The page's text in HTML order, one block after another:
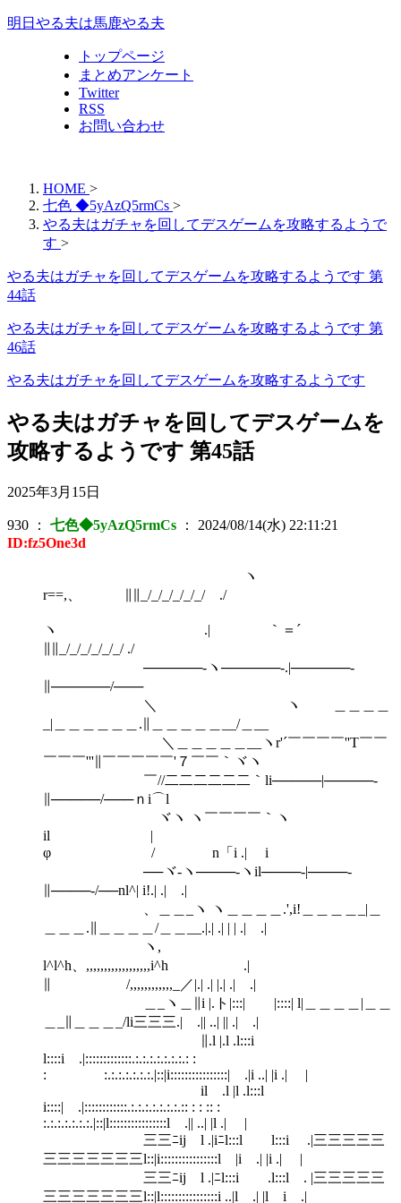
明日やる夫は馬鹿やる夫
トップページ
まとめアンケート
Twitter
RSS
お問い合わせ
HOME >
七色 ◆5yAzQ5rmCs >
やる夫はガチャを回してデスゲームを攻略するようで
す >
やる夫はガチャを回してデスゲームを攻略するようです 第
44話
やる夫はガチャを回してデスゲームを攻略するようです 第
46話
やる夫はガチャを回してデスゲームを攻略するようです
やる夫はガチャを回してデスゲームを
攻略するようです 第45話
2025年3月15日
930 ： 七色◆5yAzQ5rmCs ： 2024/08/14(水) 22:11:21
ID:fz5One3d
ヽ
r==,、 ∥∥_/_/_/_/_/_/ ./
ヽ .| ｀＝´
∥∥_/_/_/_/_/_/ ./
──────‐ヽ──────‐.|──────‐
∥──────/───
＼ ヽ ＿＿＿＿
_|＿＿＿＿＿＿.∥＿＿＿＿＿__/＿__
＼＿＿＿＿＿__ヽr'´￣￣￣￣''T￣￣
￣￣￣'''∥￣￣￣￣￣'７￣￣｀ヾヽ
￣//二二二二二二｀li─────|─────‐
∥─────/───ｎi⌒l
ヾヽ ヽ￣￣￣￣｀ヽ
il |
φ / n「i .| i
──ヾ-ヽ────‐ヽil────‐|────‐
∥────‐/──nl^| i!.| .| .|
、＿＿_ヽ ヽ＿＿＿＿.',i!＿＿＿＿_|＿
＿＿＿.∥＿＿＿＿/＿＿__.|.| .| | | .| .|
ヽ,
l^l^h、,,,,,,,,,,,,,,,,,,i^h .|
∥ /,,,,,,,,,,,,_／|.| .| |.| .| .|
＿_ヽ＿∥i |.ト|:::| |::::| l|＿＿＿＿|＿＿
＿_∥＿＿＿_/li三三三.| .|| ..| || .| .|
∥.l |.l .l:::i
l::::i .|:::::::::::::.:.:.:.:.:.:.:.: :
: :.:.:.:.:.:.:.|::|i::::::::::::::::| .|i ..| |i .| |
il .l |l .l:::l
i::::| .|::::::::::::.:.:.:.:.:.:.:.:: : : :: :
:.:.:.:.:.:.:.|::|l::::::::::::::::l .|| ..| |l .| |
三三ﾆij l .|iﾆl:::l l:::i .|三三三三三
三三三三三三三l::|i::::::::::::::::l |i .| |i .| |
三三ﾆij l .|ﾆl:::i .l:::l . |三三三三三
三三三三三三三l::|l::::::::::::::::i ..|l .| |l i .|